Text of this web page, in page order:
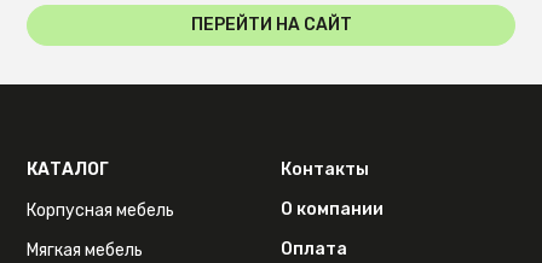
ПЕРЕЙТИ НА САЙТ
КАТАЛОГ
Корпусная мебель
Мягкая мебель
Контакты
О компании
Оплата